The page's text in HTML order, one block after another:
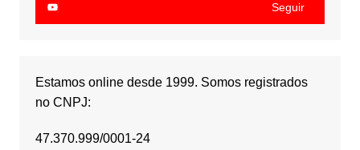
Seguir
Estamos online desde 1999. Somos registrados
no CNPJ:
47.370.999/0001-24